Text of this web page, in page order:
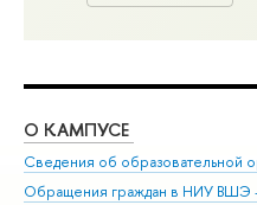
О КАМПУСЕ
Сведения об образовательной
Обращения граждан в НИУ ВШЭ